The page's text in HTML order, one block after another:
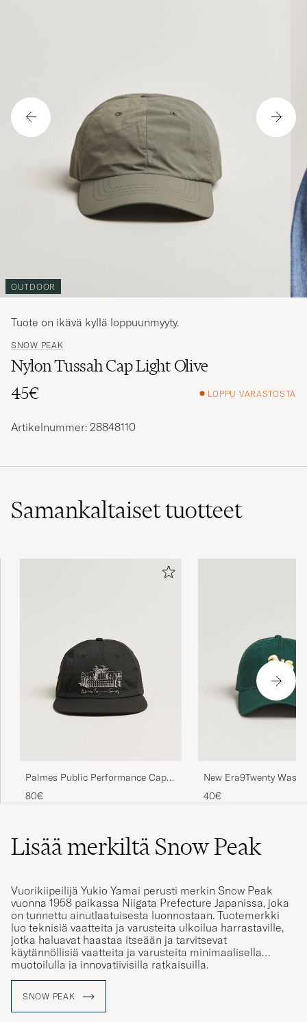
OUTDOOR
SNOW PEAK
Nylon Tussah Cap Light Olive
45€
LOPPU VARASTOSTA
Tuote on ikävä kyllä loppuunmyyty.
Artikelnummer: 28848110
Samankaltaisettuotteet
Palmes Public Performance Cap
Charcoal
80€
New Era9Twenty
CapOakland Athletics
40€
Lisää merkiltä Snow Peak
Vuorikiipeilijä Yukio Yamai perusti merkin Snow Peak
vuonna 1958 paikassa Niigata Prefecture Japanissa, joka
on tunnettu ainutlaatuisesta luonnostaan. Tuotemerkki
luo teknisiä vaatteita ja varusteita ulkoilua harrastaville,
jotka haluavat haastaa itseään ja tarvitsevat
käytännöllisiä vaatteita ja varusteita minimaalisella
muotoilulla ja innovatiivisilla ratkaisuilla.
täydelliset varusteet omiin tarpeisiisi. Tuotteet ovat
ruostumattomasta teräksestä, valuraudasta ja titaanista
SNOW PEAK